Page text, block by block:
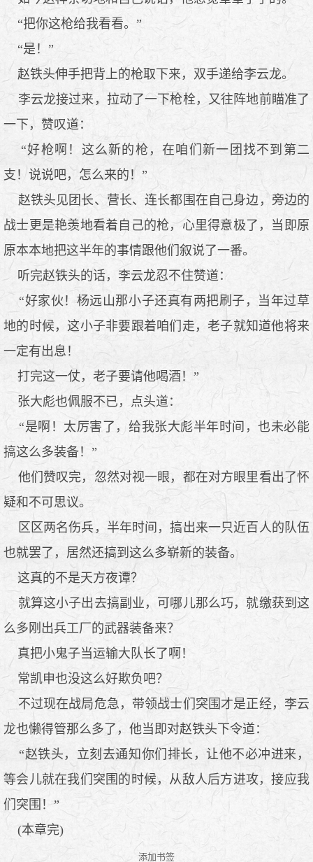
“把你这枪给我看看。”
“是！”
赵铁头伸手把背上的枪取下来，双手递给李云龙。
李云龙接过来，拉动了一下枪栓，又往阵地前瞄准了
一下，赞叹道：
“好枪啊！这么新的枪，在咱们新一团找不到第二
支！说说吧，怎么来的！”
赵铁头见团长、营长、连长都围在自己身边，旁边的
战士更是艳羡地看着自己的枪，心里得意极了，当即原
原本本地把这半年的事情跟他们叙说了一番。
听完赵铁头的话，李云龙忍不住赞道：
“好家伙！杨远山那小子还真有两把刷子，当年过草
地的时候，这小子非要跟着咱们走，老子就知道他将来
一定有出息！
打完这一仗，老子要请他喝酒！”
张大彪也佩服不已，点头道：
“是啊！太厉害了，给我张大彪半年时间，也未必能
搞这么多装备！”
他们赞叹完，忽然对视一眼，都在对方眼里看出了怀
疑和不可思议。
区区两名伤兵，半年时间，搞出来一只近百人的队伍
也就罢了，居然还搞到这么多崭新的装备。
这真的不是天方夜谭？
就算这小子出去搞副业，可哪儿那么巧，就缴获到这
么多刚出兵工厂的武器装备来？
真把小鬼子当运输大队长了啊！
常凯申也没这么好欺负吧？
不过现在战局危急，带领战士们突围才是正经，李云
龙也懒得管那么多了，他当即对赵铁头下令道：
“赵铁头，立刻去通知你们排长，让他不必冲进来，
等会儿就在我们突围的时候，从敌人后方进攻，接应我
们突围！”
(本章完)
添加书签